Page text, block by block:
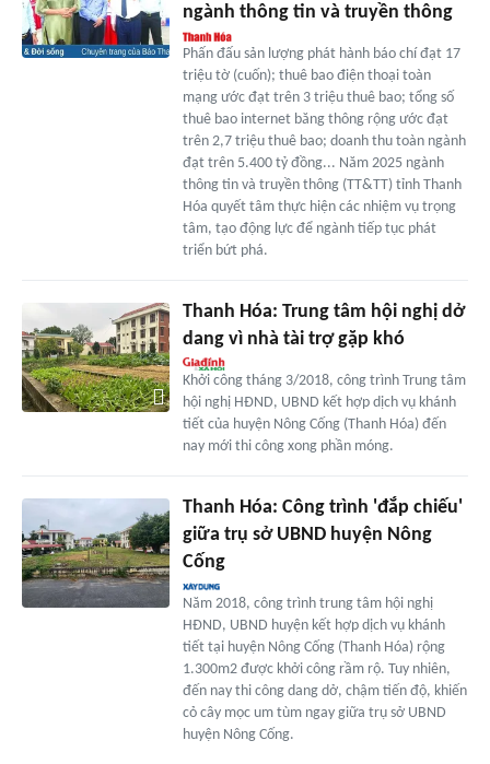
ngành thông tin và truyền thông
Phấn đấu sản lượng phát hành báo chí đạt 17
triệu tờ (cuốn); thuê bao điện thoại toàn
mạng ước đạt trên 3 triệu thuê bao; tổng số
thuê bao internet băng thông rộng ước đạt
trên 2,7 triệu thuê bao; doanh thu toàn ngành
đạt trên 5.400 tỷ đồng... Năm 2025 ngành
thông tin và truyền thông (TT&TT) tỉnh Thanh
Hóa quyết tâm thực hiện các nhiệm vụ trọng
tâm, tạo động lực để ngành tiếp tục phát
triển bứt phá.
Thanh Hóa: Trung tâm hội nghị dở
dang vì nhà tài trợ gặp khó
Khởi công tháng 3/2018, công trình Trung tâm
hội nghị HĐND, UBND kết hợp dịch vụ khánh
tiết của huyện Nông Cống (Thanh Hóa) đến
nay mới thi công xong phần móng.
Thanh Hóa: Công trình 'đắp chiếu'
giữa trụ sở UBND huyện Nông
Cống
Năm 2018, công trình trung tâm hội nghị
HĐND, UBND huyện kết hợp dịch vụ khánh
tiết tại huyện Nông Cống (Thanh Hóa) rộng
1.300m2 được khởi công rầm rộ. Tuy nhiên,
đến nay thi công dang dở, chậm tiến độ, khiến
cỏ cây mọc um tùm ngay giữa trụ sở UBND
huyện Nông Cống.